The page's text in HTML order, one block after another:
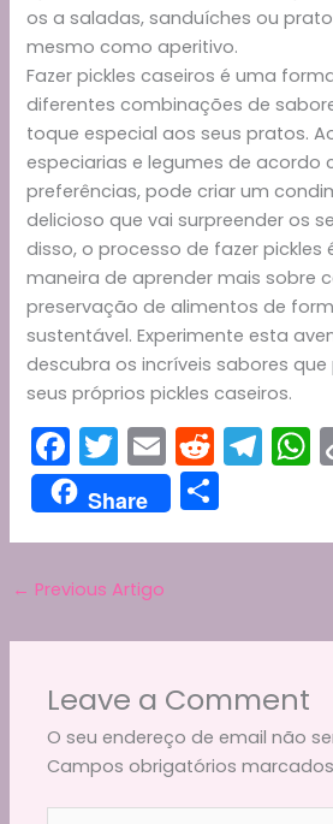
os a saladas, sanduíches ou
mesmo como aperitivo.
Fazer pickles caseiros é uma
diferentes combinações de
toque especial aos seus pratos.
especiarias e legumes de acordo
preferências, pode criar um
delicioso que vai surpreender os
disso, o processo de fazer pickles
maneira de aprender mais sobre
preservação de alimentos de
sustentável. Experimente esta
descubra os incríveis sabores
seus próprios pickles caseiros.
F
a
c
e
b
o
k
T
w
itt
er
E
m
ai
l
R
e
d
di
T
el
gr
m
Share
h
← Previous Artigo
Leave a Comment
O seu endereço de email não
Campos obrigatórios